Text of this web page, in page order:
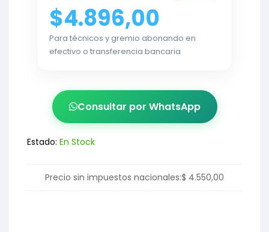
$4.896,00
Para técnicos y gremio abonando en
efectivo o transferencia bancaria
Consultar por WhatsApp
Estado: En Stock
Precio sin impuestos nacionales:$ 4.550,00